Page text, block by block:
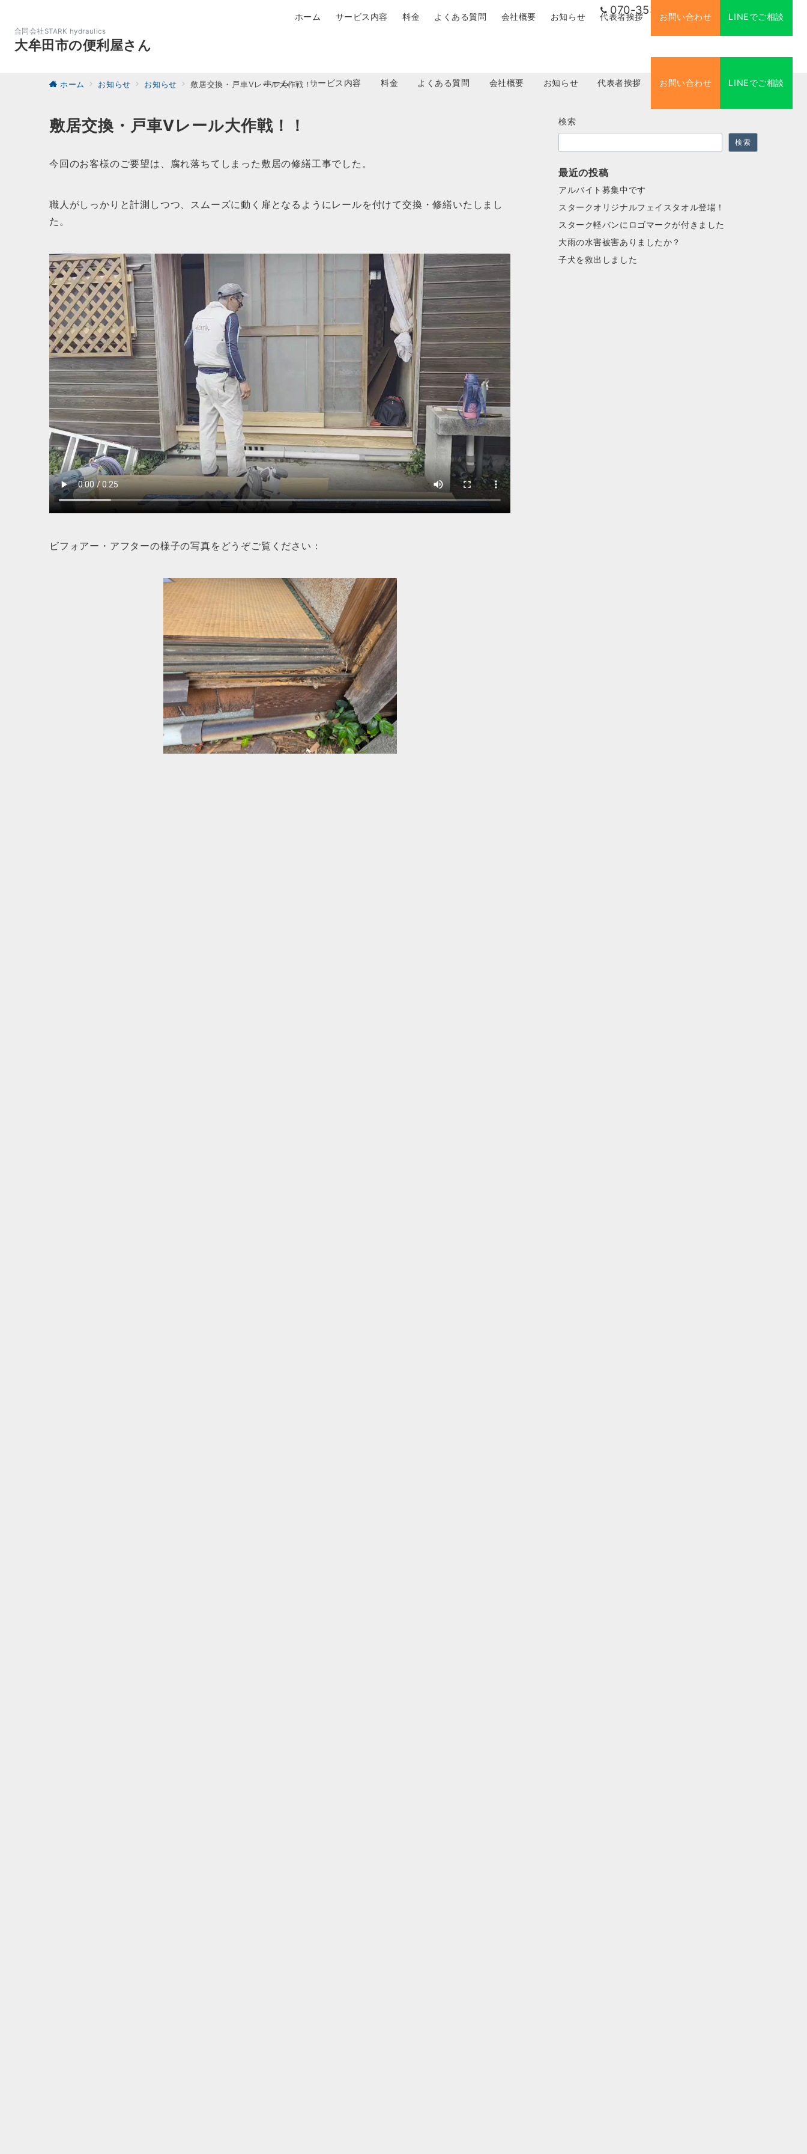
070-3534-1959 営業時間：9:00~20:00
合同会社STARK hydraulics
大牟田市の便利屋さん
ホーム サービス内容 料金 よくある質問 会社概要 お知らせ 代表者挨拶 お問い合わせ LINEでご相談
ホーム サービス内容 料金 よくある質問 会社概要 お知らせ 代表者挨拶 お問い合わせ LINEでご相談
ホーム お知らせ お知らせ 敷居交換・戸車Vレール大作戦！！
敷居交換・戸車Vレール大作戦！！
今回のお客様のご要望は、腐れ落ちてしまった敷居の修繕工事でした。
職人がしっかりと計測しつつ、スムーズに動く扉となるようにレールを付けて交換・修繕いたしまし
た。
ビフォアー・アフターの様子の写真をどうぞご覧ください：
検索
検索
最近の投稿
アルバイト募集中です
スタークオリジナルフェイスタオル登場！
スターク軽バンにロゴマークが付きました
大雨の水害被害ありましたか？
子犬を救出しました